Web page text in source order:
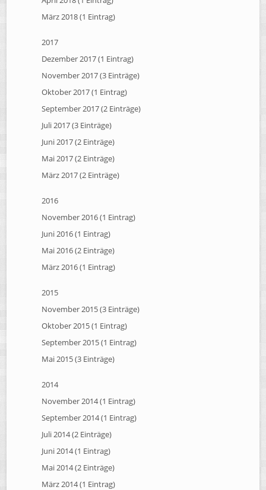
März 2018 (1 Eintrag)
2017
Dezember 2017 (1 Eintrag)
November 2017 (3 Einträge)
Oktober 2017 (1 Eintrag)
September 2017 (2 Einträge)
Juli 2017 (3 Einträge)
Juni 2017 (2 Einträge)
Mai 2017 (2 Einträge)
März 2017 (2 Einträge)
2016
November 2016 (1 Eintrag)
Juni 2016 (1 Eintrag)
Mai 2016 (2 Einträge)
März 2016 (1 Eintrag)
2015
November 2015 (3 Einträge)
Oktober 2015 (1 Eintrag)
September 2015 (1 Eintrag)
Mai 2015 (3 Einträge)
2014
November 2014 (1 Eintrag)
September 2014 (1 Eintrag)
Juli 2014 (2 Einträge)
Juni 2014 (1 Eintrag)
Mai 2014 (2 Einträge)
März 2014 (1 Eintrag)